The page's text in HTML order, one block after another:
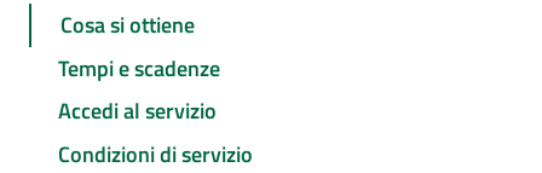
Cosa si ottiene
Tempi e scadenze
Accedi al servizio
Condizioni di servizio